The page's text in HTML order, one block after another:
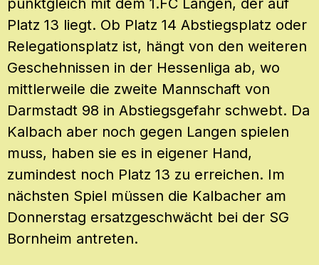
Platz 13 liegt. Ob Platz 14 Abstiegsplatz oder
Relegationsplatz ist, hängt von den weiteren
Geschehnissen in der Hessenliga ab, wo
mittlerweile die zweite Mannschaft von
Darmstadt 98 in Abstiegsgefahr schwebt. Da
Kalbach aber noch gegen Langen spielen
muss, haben sie es in eigener Hand,
zumindest noch Platz 13 zu erreichen. Im
nächsten Spiel müssen die Kalbacher am
Donnerstag ersatzgeschwächt bei der SG
Bornheim antreten.